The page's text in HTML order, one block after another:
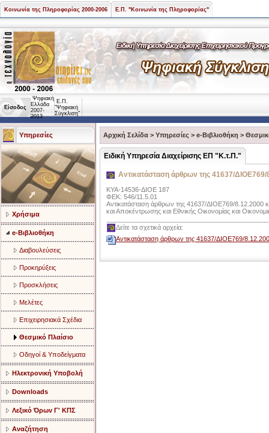
Κοινωνία της Πληροφορίας 2000-2006 Ε.Π. "Κοινωνία της Πληροφορίας"
Είσοδος
Ψηφιακή
Ελλάδα
2007-
2013
Ε.Π.
"Ψηφιακή
Σύγκλιση"
Υπηρεσίες
Χρήσιμα
e-Βιβλιοθήκη
Διαβουλεύσεις
Προκηρύξεις
Προσκλήσεις
Μελέτες
Επιχειρησιακά Σχέδια
Θεσμικό Πλαίσιο
Οδηγοί & Υποδείγματα
Ηλεκτρονική Υποβολή
Downloads
Λεξικό Όρων Γ' ΚΠΣ
Αναζήτηση
Αρχική Σελίδα > Υπηρεσίες > e-Βιβλιοθήκη >
Ειδική Υπηρεσία Διαχείρισης ΕΠ "Κ.τ.Π."
Αντικατάσταση άρθρων της 41637/
ΚΥΑ-14536-ΔΙΟΕ 187
ΦΕΚ: 546/11.5.01
Αντικατάσταση άρθρων της 41637/ΔΙΟΕ769/8.12.2000
και Αποκέντρωσης και Εθνικής Οικονομίας και
Δείτε τα σχετικά αρχεία:
Αντικατάσταση άρθρων της 41637/ΔΙΟΕ769/